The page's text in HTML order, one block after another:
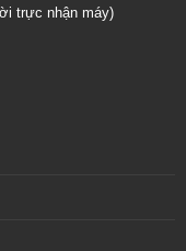
trực nhận máy)